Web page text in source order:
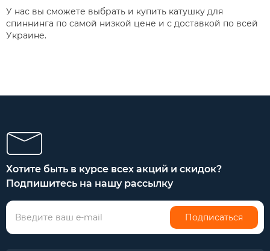
У нас вы сможете выбрать и купить катушку для
спиннинга по самой низкой цене и с доставкой по всей
Украине.
Хотите быть в курсе всех акций и скидок?
Подпишитесь на нашу рассылку
Подписаться